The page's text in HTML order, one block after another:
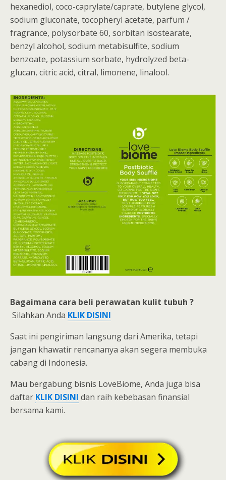
hexanediol, coco-caprylate/caprate, butylene glycol,
sodium gluconate, tocopheryl acetate, parfum /
fragrance, polysorbate 60, sorbitan isostearate,
benzyl alcohol, sodium metabisulfite, sodium
benzoate, potassium sorbate, hydrolyzed beta-
glucan, citric acid, citral, limonene, linalool.
Bagaimana cara beli perawatan kulit tubuh ?
Silahkan Anda KLIK DISINI
Saat ini pengiriman langsung dari Amerika, tetapi
jangan khawatir rencananya akan segera membuka
cabang di Indonesia.
Mau bergabung bisnis LoveBiome, Anda juga bisa
daftar KLIK DISINI dan raih kebebasan finansial
bersama kami.